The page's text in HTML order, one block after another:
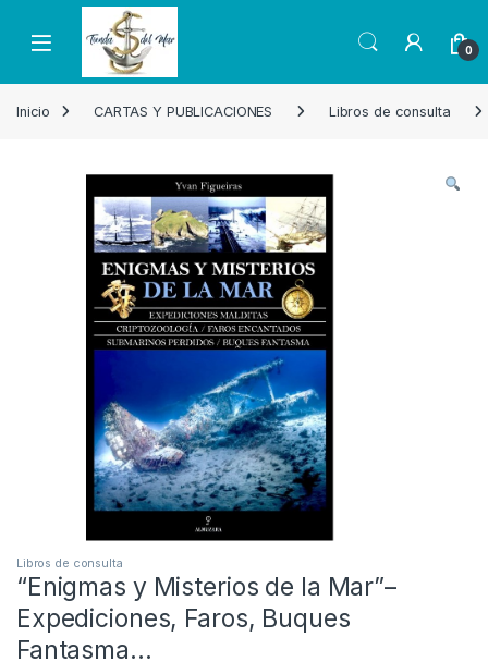
Skip to navigation
Skip to content
Open 0
Inicio CARTAS Y PUBLICACIONES Libros de consulta
Libros de consulta
“Enigmas y Misterios de la Mar”–
Expediciones, Faros, Buques
Fantasma…